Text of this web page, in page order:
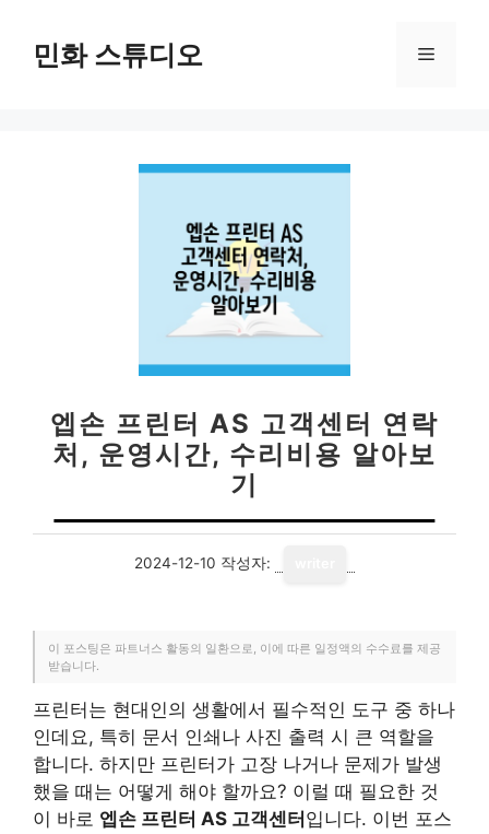
민화 스튜디오 메
엡손 프린터 AS 고객센터 연락
처, 운영시간, 수리비용 알아보
기
2024-12-10 작성자:
이 포스팅은 파트너스 활동의 일환으로, 이에 따른 일정액의 수수료를 제공
받습니다.
프린터는 현대인의 생활에서 필수적인 도구 중 하나
인데요, 특히 문서 인쇄나 사진 출력 시 큰 역할을
합니다. 하지만 프린터가 고장 나거나 문제가 발생
했을 때는 어떻게 해야 할까요? 이럴 때 필요한 것
이 바로 엡손 프린터 AS 고객센터 입니다. 이번 포스